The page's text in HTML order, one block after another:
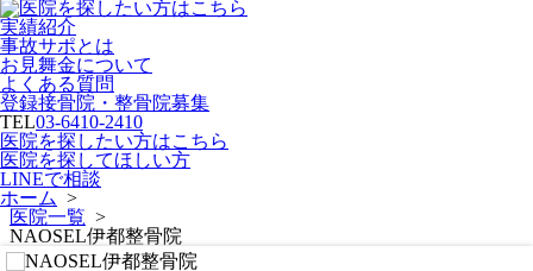
実績紹介
事故サポとは
お見舞金について
よくある質問
登録接骨院・整骨院募集
TEL03-6410-2410
医院を探したい方はこちら
医院を探してほしい方
LINEで相談
ホーム >
医院一覧 >
NAOSEL伊都整骨院